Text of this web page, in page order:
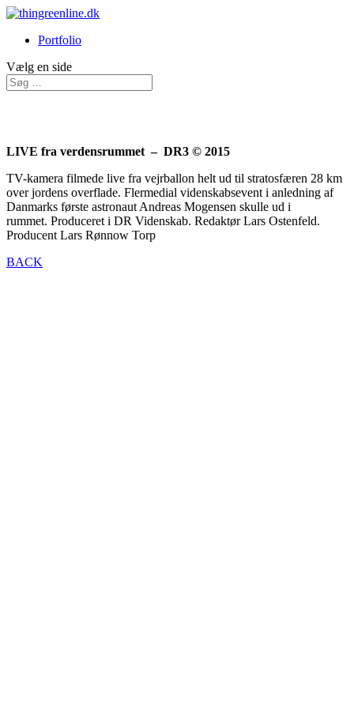
Portfolio
Vælg en side
LIVE fra verdensrummet – DR3 © 2015
TV-kamera filmede live fra vejrballon helt ud til stratosfæren 28 km
over jordens overflade. Flermedial videnskabsevent i anledning af
Danmarks første astronaut Andreas Mogensen skulle ud i
rummet. Produceret i DR Videnskab. Redaktør Lars Ostenfeld.
Producent Lars Rønnow Torp
BACK